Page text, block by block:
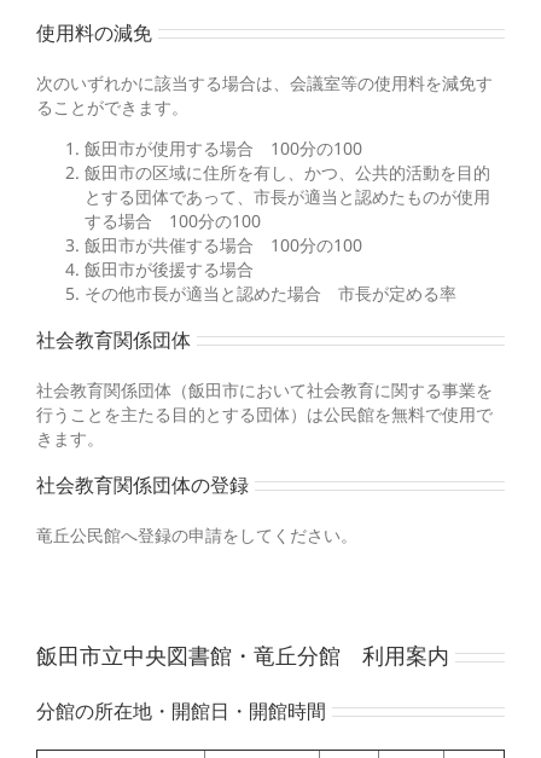
使用料の減免
次のいずれかに該当する場合は、会議室等の使用料を減免す
ることができます。
飯田市が使用する場合 100分の100
飯田市の区域に住所を有し、かつ、公共的活動を目的
とする団体であって、市長が適当と認めたものが使用
する場合 100分の100
飯田市が共催する場合 100分の100
飯田市が後援する場合
その他市長が適当と認めた場合 市長が定める率
社会教育関係団体
社会教育関係団体（飯田市において社会教育に関する事業を
行うことを主たる目的とする団体）は公民館を無料で使用で
きます。
社会教育関係団体の登録
竜丘公民館へ登録の申請をしてください。
飯田市立中央図書館・竜丘分館 利用案内
分館の所在地・開館日・開館時間